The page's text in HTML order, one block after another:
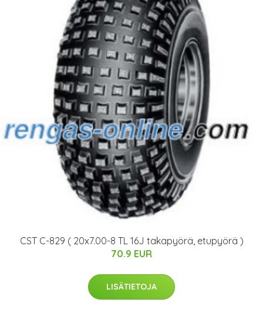
CST C-829 ( 20x7.00-8 TL 16J takapyörä, etupyörä )
70.9 EUR
LISÄTIETOJA